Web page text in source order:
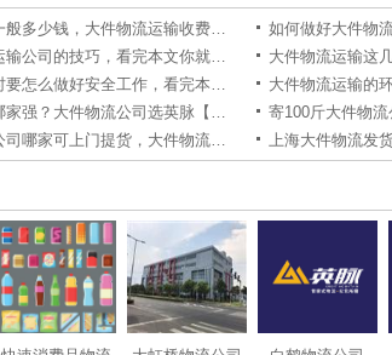
大件物流运输一般多少钱，大件物流运输收费详情【实时更新】
选择大件物流运输公司的技巧，看完本文你就知道了【实时更新】
大件物流运输时要怎么做好安全工作，看完本文你就知道了【全网解说】
大件物流公司哪家强？大件物流公司选英脉【全网推荐】
上海大件物流公司哪家可上门提货，大件物流公司提货电话【知识普及】